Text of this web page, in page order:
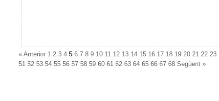
« Anterior 1 2 3 45 6 7 8 9 10 11 12 13 14 15 16 17 18 19 20 21 22 23
51 52 53 54 55 56 57 58 59 60 61 62 63 64 65 66 67 68 Següent »